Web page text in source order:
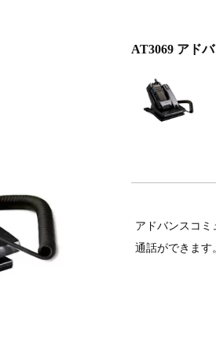
AT3069 アド
アドバンスコ
通話ができます